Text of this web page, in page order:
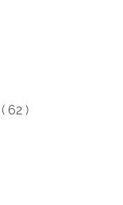
( 62 )